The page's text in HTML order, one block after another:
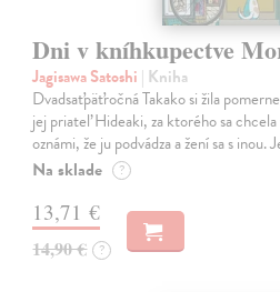
Dni v kníhkupectve
Jagisawa Satoshi | Kniha
Dvadsaťpäťročná Takako si žila
jej priateľ Hideaki, za ktorého sa
oznámi, že ju podvádza a žení sa s inou.
Na sklade ?
13,71 €
14,90 € ?